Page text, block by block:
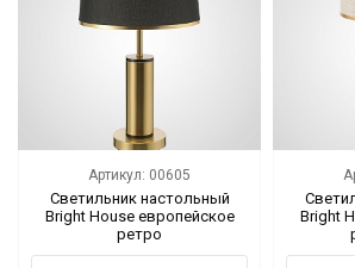
Артикул: 00605
Светильник настольный
Bright House европейское
ретро
Bright